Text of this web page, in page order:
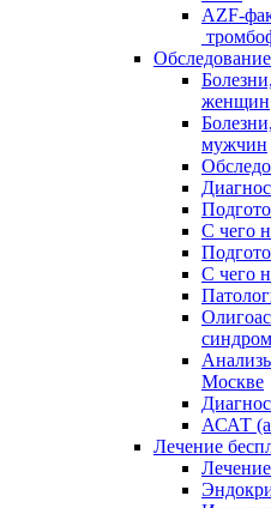
AZF-
женщин
мужчин
С чего
С чего
Москве
АСАТ
Лечение